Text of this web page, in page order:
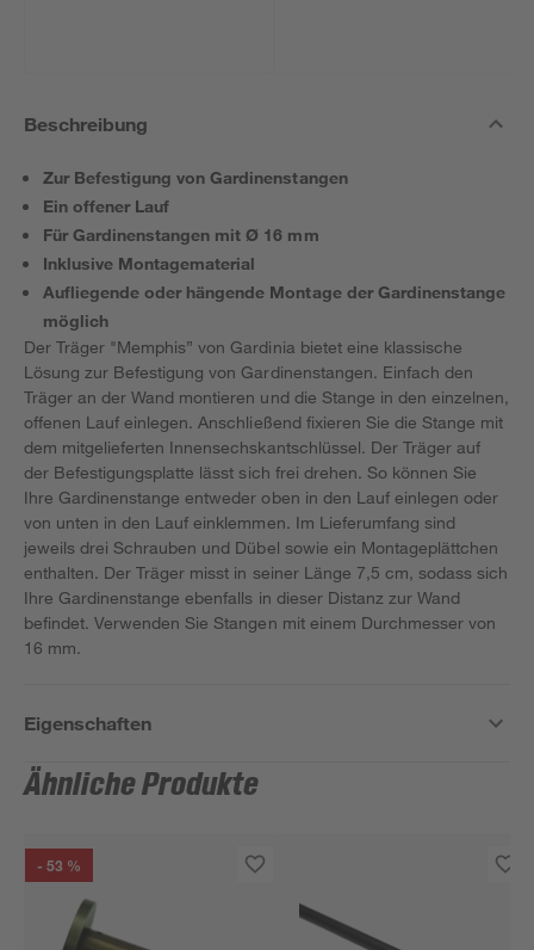
Beschreibung
Zur Befestigung von Gardinenstangen
Ein offener Lauf
Für Gardinenstangen mit Ø 16 mm
Inklusive Montagematerial
Aufliegende oder hängende Montage der Gardinenstange
möglich
Der Träger "Memphis” von Gardinia bietet eine klassische
Lösung zur Befestigung von Gardinenstangen. Einfach den
Träger an der Wand montieren und die Stange in den einzelnen,
offenen Lauf einlegen. Anschließend fixieren Sie die Stange mit
dem mitgelieferten Innensechskantschlüssel. Der Träger auf
der Befestigungsplatte lässt sich frei drehen. So können Sie
Ihre Gardinenstange entweder oben in den Lauf einlegen oder
von unten in den Lauf einklemmen. Im Lieferumfang sind
jeweils drei Schrauben und Dübel sowie ein Montageplättchen
enthalten. Der Träger misst in seiner Länge 7,5 cm, sodass sich
Ihre Gardinenstange ebenfalls in dieser Distanz zur Wand
befindet. Verwenden Sie Stangen mit einem Durchmesser von
16 mm.
Eigenschaften
Ähnliche Produkte
- 53 %